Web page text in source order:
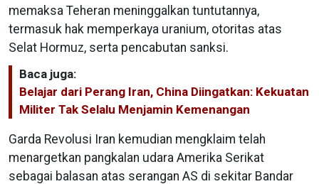
memaksa Teheran meninggalkan tuntutannya,
termasuk hak memperkaya uranium, otoritas atas
Selat Hormuz, serta pencabutan sanksi.
Baca juga:
Belajar dari Perang Iran, China Diingatkan: Kekuatan
Militer Tak Selalu Menjamin Kemenangan
Garda Revolusi Iran kemudian mengklaim telah
menargetkan pangkalan udara Amerika Serikat
sebagai balasan atas serangan AS di sekitar Bandar